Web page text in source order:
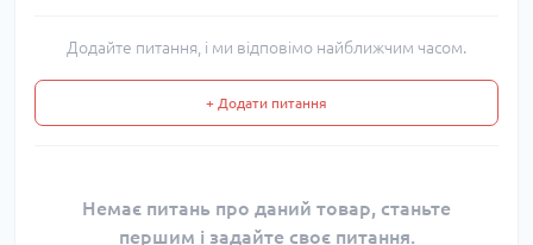
Додайте питання, і ми відповімо найближчим часом.
+ Додати питання
Немає питань про даний товар, станьте
першим і задайте своє питання.